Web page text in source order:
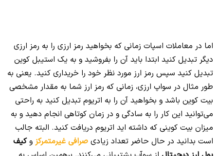
اما در معاملات اسپات زمانی که بخواهید رمز ارزی را به رمز ارزی
دیگر تبدیل کنید ابتدا باید آن را بفروشید و به یک استیبل کوین
تبدیل کنید سپس رمز ارز مورد نظر خود را خریداری کنید. یعنی به
طور مثال در سواپ ارزی، زمانی که رمز ارز شما به مقدار مشخصی
بیت کوین باشد و بخواهید آن را به اتریوم تبدیل کنید به راحتی
می‌توانید این کار را به سادگی و در زمان کوتاهی انجام دهید و به
میزان بیت کوینی که داشته اید اتریوم دریافت کنید. البته جالب
است بدانید در حال حاضر تعداد زیادی صرافی غیرمتمرکز وکیف